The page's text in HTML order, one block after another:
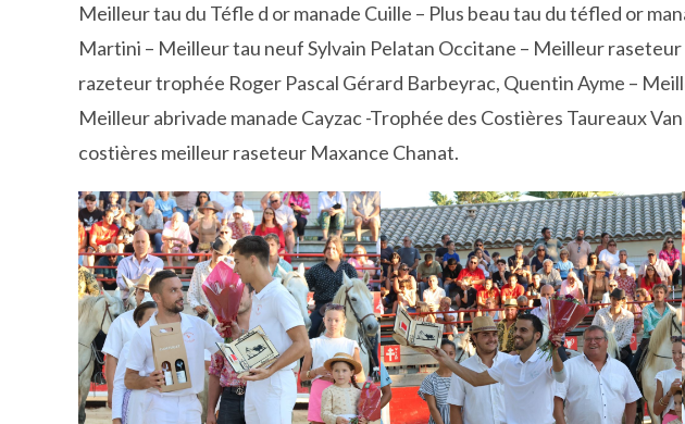
Meilleur tau du Téfle d or manade Cuille – Plus beau tau du téfled or
Martini – Meilleur tau neuf Sylvain Pelatan Occitane – Meilleur
razeteur trophée Roger Pascal Gérard Barbeyrac, Quentin Ayme –
Meilleur abrivade manade Cayzac -Trophée des Costières Taureaux
costières meilleur raseteur Maxance Chanat.